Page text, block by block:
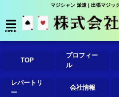
マジシャン 派遣 | 出張マジッ
menu
TOP
プロフィー
ル
レパートリ
ー
会社情報